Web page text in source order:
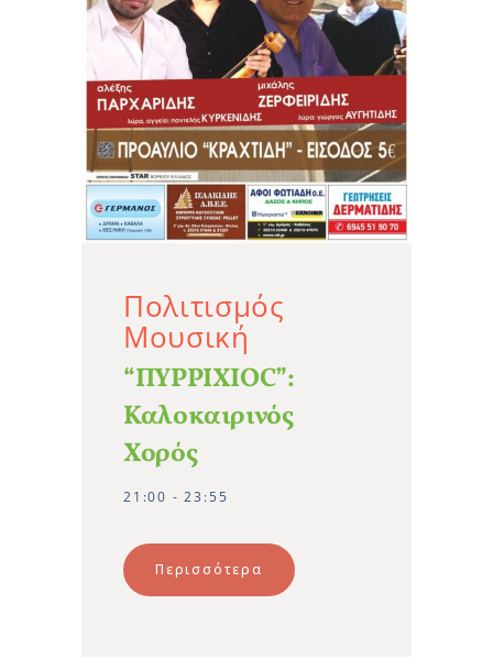
Πολιτισμός
Μουσική
“ΠΥΡΡΙΧΙΟC”:
Καλοκαιρινός
Χορός
21:00 - 23:55
Περισσότερα